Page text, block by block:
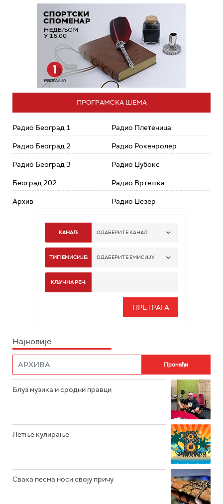
ПРОГРАМСКА ШЕМА
Радио Београд 1
Радио Београд 2
Радио Београд 3
Београд 202
Архив
Радио Плетеница
Радио Рокенролер
Радио Џубокс
Радио Вртешка
Радио Џезер
КАНАЛ: ОДАБЕРИТЕ КАНАЛ
РАДИО БЕОГРАД 1
РАДИО БЕОГРАД 3
РАДИО РОКЕНРОЛЕР
РАДИО ЏЕЗЕР
ТИП ЕМИСИЈЕ: ОДАБЕРИТЕ ЕМИСИЈУ
ИНФО
КЉУЧНА РЕЧ:
Најновије
Блуз музика и сродни правци
Летње кулирање
Свака песма носи своју причу